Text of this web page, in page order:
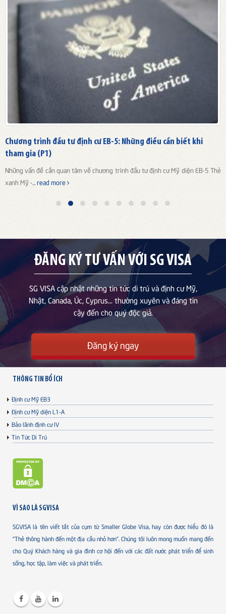
Chương trình đầu tư định cư EB-5: Những điều cần biết khi
tham gia (P1)
Những vấn đề cần quan tâm về chương trình đầu tư định cư Mỹ diện EB-5 Thẻ
xanh Mỹ -...read more
ĐĂNG KÝ TƯ VẤN VỚI SG VISA
SG VISA cập nhật những tin tức di trú và định cư Mỹ,
Nhật, Canada, Úc, Cyprus... thường xuyên và đáng tin
cậy đến cho quý độc giả.
Đăng ký ngay
THÔNG TIN BỔ ÍCH
Định cư Mỹ EB3
Định cư Mỹ diện L1-A
Bảo lãnh định cư IV
Tin Tức Di Trú
VÌ SAO LÀ SGVISA
SGVISA là tên viết tắt của cụm từ Smaller Globe Visa, hay còn được hiểu đó là
“Thẻ thông hành đến một địa cầu nhỏ hơn”. Chúng tôi luôn mong muốn mang đến
cho Quý Khách hàng và gia đình cơ hội đến với các đất nước phát triển để sinh
sống, học tập, làm việc và phát triển.